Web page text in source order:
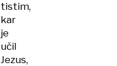
tistim,
kar
je
učil
Jezus,